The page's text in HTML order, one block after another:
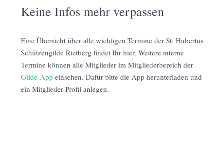
Keine Infos mehr verpassen
Eine Übersicht über alle wichtigen Termine der St. Hubertus
Schützengilde Rietberg findet Ihr hier. Weitere interne
Termine können alle Mitglieder im Mitgliederbereich der
Gilde-App einsehen. Dafür bitte die App herunterladen und
ein Mitglieder-Profil anlegen.